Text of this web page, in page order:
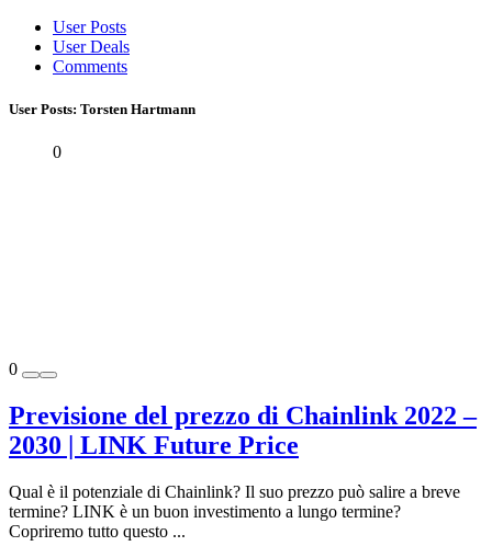
User Posts
User Deals
Comments
User Posts: Torsten Hartmann
0
0
Previsione del prezzo di Chainlink 2022 –
2030 | LINK Future Price
Qual è il potenziale di Chainlink? Il suo prezzo può salire a breve
termine? LINK è un buon investimento a lungo termine?
Copriremo tutto questo ...